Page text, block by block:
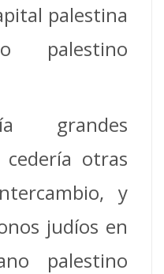
palestina
palestino
grandes
otras
y
judíos en
palestino